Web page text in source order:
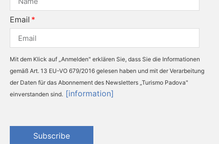
Email
Mit dem Klick auf „Anmelden" erklären Sie, dass Sie die Informationen
gemäß Art. 13 EU-VO 679/2016 gelesen haben und mit der Verarbeitung
der Daten für das Abonnement des Newsletters „Turismo Padova"
einverstanden sind. [information]
Subscribe